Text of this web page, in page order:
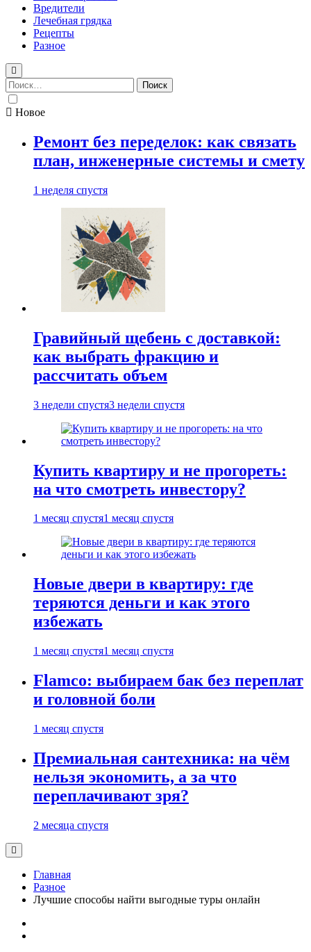
Вредители
Лечебная грядка
Рецепты
Разное
Найти:
Новое
Ремонт без переделок: как связать
план, инженерные системы и смету
1 неделя спустя
Гравийный щебень с доставкой:
как выбрать фракцию и
рассчитать объем
3 недели спустя3 недели спустя
Купить квартиру и не прогореть:
на что смотреть инвестору?
1 месяц спустя1 месяц спустя
Новые двери в квартиру: где
теряются деньги и как этого
избежать
1 месяц спустя1 месяц спустя
Flamco: выбираем бак без переплат
и головной боли
1 месяц спустя
Премиальная сантехника: на чём
нельзя экономить, а за что
переплачивают зря?
2 месяца спустя
Главная
Разное
Лучшие способы найти выгодные туры онлайн